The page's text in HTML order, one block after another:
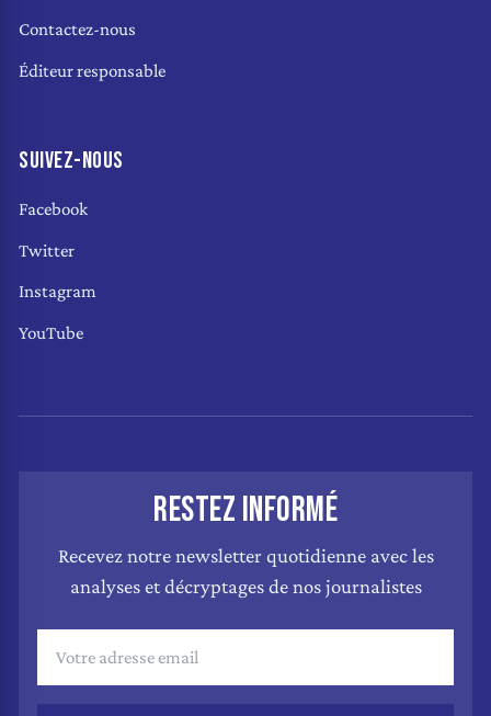
Contactez-nous
Éditeur responsable
SUIVEZ-NOUS
Facebook
Twitter
Instagram
YouTube
RESTEZ INFORMÉ
Recevez notre newsletter quotidienne avec les
analyses et décryptages de nos journalistes